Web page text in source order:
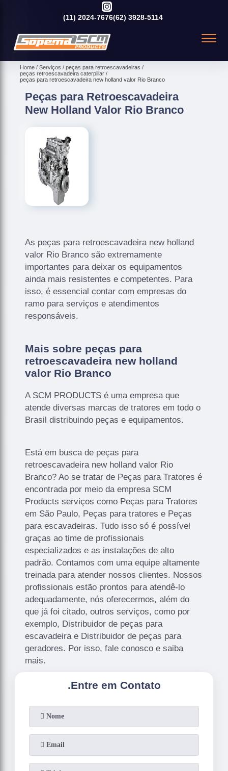
(11) 2024-7676(62) 3928-5114
Home Serviços
peças para retroescavadeiras
peças retroescavadeira caterpillar
peças para retroescavadeira new holland valor Rio Branco
Peças para Retroescavadeira
New Holland Valor Rio Branco
As peças para retroescavadeira new holland
valor Rio Branco são extremamente
importantes para deixar os equipamentos
ainda mais resistentes e competentes. Para
isso, é essencial contar com empresas do
ramo para serviços e atendimentos
responsáveis.
Mais sobre peças para
retroescavadeira new holland
valor Rio Branco
A SCM PRODUCTS é uma empresa que
atende diversas marcas de tratores em todo o
Brasil distribuindo peças e equipamentos.
Está em busca de peças para
retroescavadeira new holland valor Rio
Branco? Ao se tratar de Peças para Tratores é
encontrada por meio da empresa SCM
Products serviços como Peças para Tratores
em São Paulo, Peças para tratores e Peças
para escavadeiras. Tudo isso só é possível
graças ao time de profissionais
especializados e as instalações de alto
padrão. Contamos com uma equipe altamente
treinada para atender nossos clientes. Nossos
profissionais estão prontos para atendê-lo
adequadamente, nós oferecermos, além do
que já foi citado, outros serviços, como por
exemplo, Distribuidor de peças para
escavadeira e Distribuidor de peças para
geradores. Por isso, fale conosco e saiba
mais.
.Entre em Contato